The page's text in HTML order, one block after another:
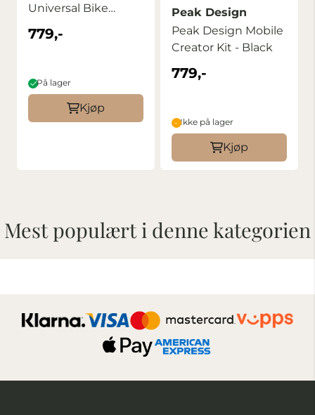
Universal Bike
Mount - Black
779,-
På lager
Kjøp
Peak Design
Peak Design Mobile
Creator Kit - Black
779,-
Ikke på lager
Kjøp
Mest populært i denne kategorien